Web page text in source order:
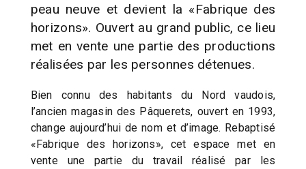
peau neuve et devient la «Fabrique des
horizons». Ouvert au grand public, ce lieu
met en vente une partie des productions
réalisées par les personnes détenues.
Bien connu des habitants du Nord vaudois,
l’ancien magasin des Pâquerets, ouvert en 1993,
change aujourd’hui de nom et d’image. Rebaptisé
«Fabrique des horizons», cet espace met en
vente une partie du travail réalisé par les